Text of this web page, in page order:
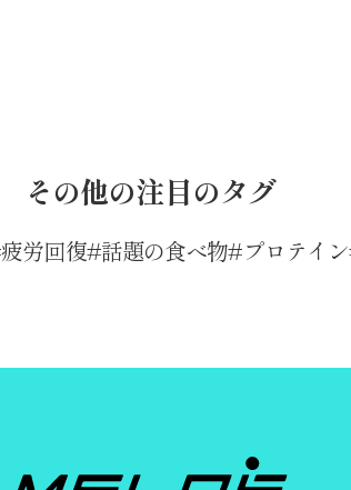
その他の注目のタグ
疲労回復 話題の食べ物 プロテイン